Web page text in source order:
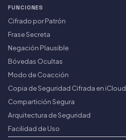
FUNCIONES
Cifrado por Patrón
Frase Secreta
Negación Plausible
Bóvedas Ocultas
Modo de Coacción
Copia de Seguridad Cifrada en iCloud
Compartición Segura
Arquitectura de Seguridad
Facilidad de Uso